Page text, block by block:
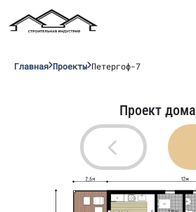
Главная Проекты Петергоф-7
Проект дома